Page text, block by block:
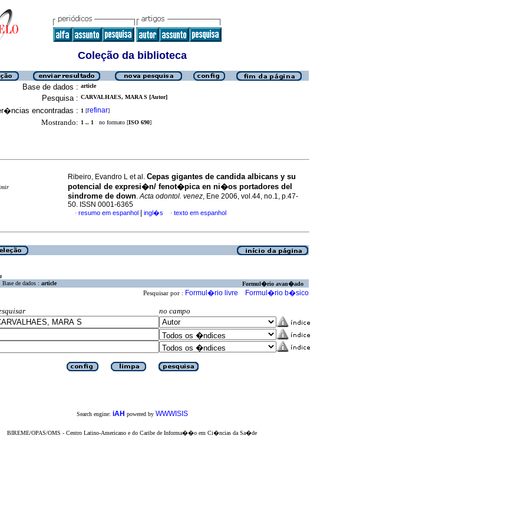
Coleção da biblioteca
Base de dados : article
Pesquisa : CARVALHAES, MARA S [Autor]
encontradas : 1 [refinar]
Mostrando: 1 .. 1 no formato [ISO 690]
Ribeiro, Evandro L et al. Cepas gigantes de candida albicans y su
potencial de expresi�n/ fenot�pica en ni�os portadores del
sindrome de down.Acta odontol. venez, Ene 2006, vol.44, no.1, p.47-
50. ISSN 0001-6365
· resumo em espanhol ingl�s · texto em espanhol
Base de dados : article Formul�rio avan�ado
Pesquisar por : Formul�rio livre Formul�rio b�sico
no campo
Search engine: iAH powered by WWWISIS
BIREME/OPAS/OMS - Centro Latino-Americano e do Caribe de Informa��o em Ci�ncias da Sa�de